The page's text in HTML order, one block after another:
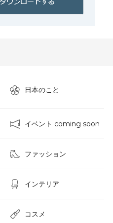
日本のこと
イベント coming soon
ファッション
インテリア
コスメ​